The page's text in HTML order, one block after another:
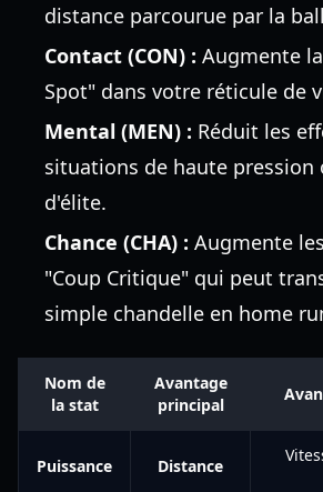
distance parcourue par la
Contact (CON) : Augmente
Spot" dans votre réticule de
Mental (MEN) : Réduit les
situations de haute pression
d'élite.
Chance (CHA) : Augmente
"Coup Critique" qui peut
simple chandelle en home
Nom de
la stat
Avantage
principal
Puissance Distance